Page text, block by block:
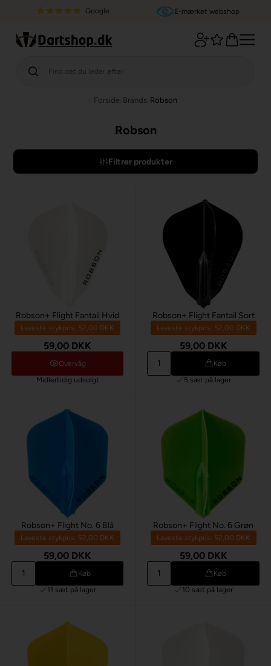
Google E-mærket webshop
Forside Brands Robson
Robson
Filtrer produkter
Robson+ Flight Fantail Hvid
Laveste stykpris: 52,00 DKK
59,00 DKK
Overvåg
Midlertidig udsolgt
Robson+ Flight Fantail Sort
Laveste stykpris: 52,00 DKK
59,00 DKK
Køb
5 sæt på lager
Robson+ Flight No. 6 Blå
Laveste stykpris: 52,00 DKK
59,00 DKK
Køb
11 sæt på lager
Robson+ Flight No. 6 Grøn
Laveste stykpris: 52,00 DKK
59,00 DKK
Køb
10 sæt på lager